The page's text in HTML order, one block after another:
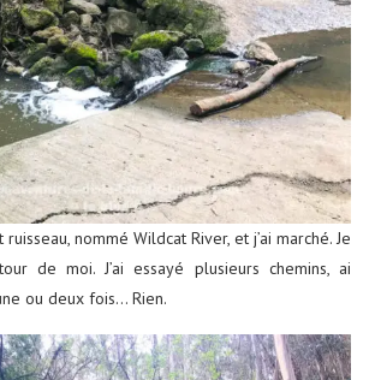
ruisseau, nommé Wildcat River, et j’ai marché. Je
de moi. J’ai essayé plusieurs chemins, ai
ou deux fois… Rien.